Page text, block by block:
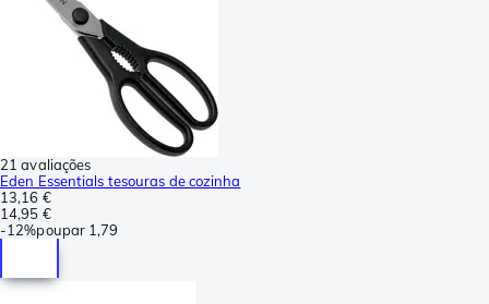
21 avaliações
Eden Essentials tesouras de cozinha
13,16 €
14,95 €
-12%poupar 1,79